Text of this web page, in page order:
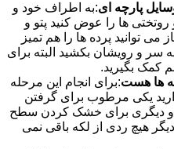
پارچه ای:به اطراف خود و
روتختی ها را عوض کنید پتو و
می توانید پرده ها را هم تمیز
سر و رویشان بکشید البته برای
کمک بگیرید.
ها هست:برای انجام این مرحله
یکی مرطوب برای گرفتن
دیگری برای خشک کردن سطح
هیچ ردی از لکه باقی نمی